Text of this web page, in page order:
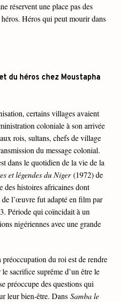
réservent une place pas des
Héros qui peut mourir dans
du héros chez Moustapha
certains villages avaient
coloniale à son arrivée
rois, sultans, chefs de village
du message colonial.
dans le quotidien de la vie de la
et légendes du Niger(1972) de
des histoires africaines dont
l’œuvre fut adapté en film par
Période qui coïncidait à un
nigériennes avec une grande
du roi est de rendre
sacrifice suprême d’un être le
préoccupe des questions qui
leur bien-être. DansSamba le